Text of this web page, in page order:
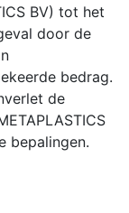
BV) tot het
door de
bedrag.
de
bepalingen.